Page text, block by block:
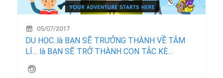
05/07/2017
DU HỌC..là BẠN SẼ TRƯỞNG THÀNH VỀ TÂM
LÍ… là BẠN SẼ TRỞ THÀNH CON TẮC KÈ…